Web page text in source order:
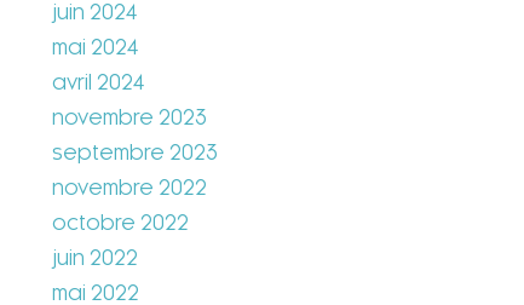
juin 2024
mai 2024
avril 2024
novembre 2023
septembre 2023
novembre 2022
octobre 2022
juin 2022
mai 2022